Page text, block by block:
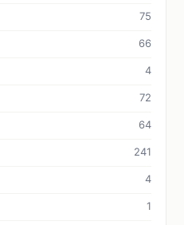
75
66
4
72
64
241
4
1